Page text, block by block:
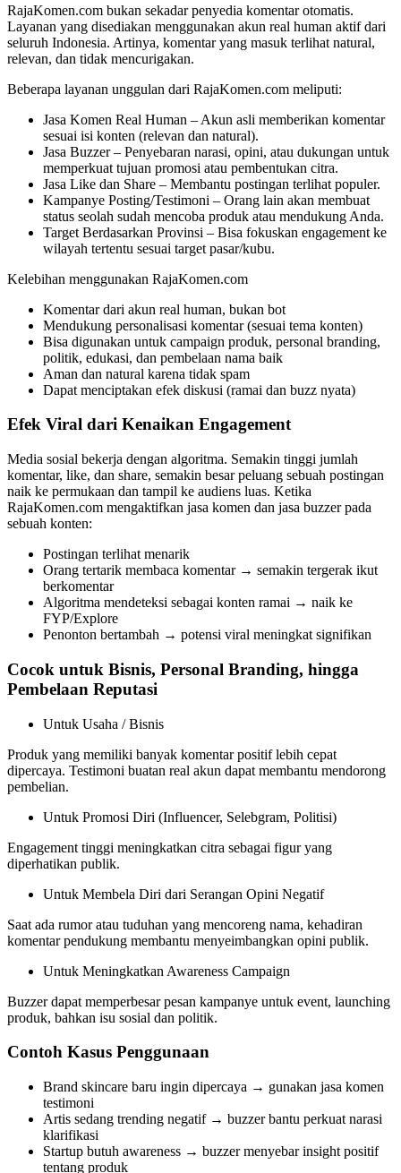
RajaKomen.com bukan sekadar penyedia komentar otomatis.
Layanan yang disediakan menggunakan akun real human aktif dari
seluruh Indonesia. Artinya, komentar yang masuk terlihat natural,
relevan, dan tidak mencurigakan.
Beberapa layanan unggulan dari RajaKomen.com meliputi:
Jasa Komen Real Human – Akun asli memberikan komentar
sesuai isi konten (relevan dan natural).
Jasa Buzzer – Penyebaran narasi, opini, atau dukungan untuk
memperkuat tujuan promosi atau pembentukan citra.
Jasa Like dan Share – Membantu postingan terlihat populer.
Kampanye Posting/Testimoni – Orang lain akan membuat
status seolah sudah mencoba produk atau mendukung Anda.
Target Berdasarkan Provinsi – Bisa fokuskan engagement ke
wilayah tertentu sesuai target pasar/kubu.
Kelebihan menggunakan RajaKomen.com
Komentar dari akun real human, bukan bot
Mendukung personalisasi komentar (sesuai tema konten)
Bisa digunakan untuk campaign produk, personal branding,
politik, edukasi, dan pembelaan nama baik
Aman dan natural karena tidak spam
Dapat menciptakan efek diskusi (ramai dan buzz nyata)
Efek Viral dari Kenaikan Engagement
Media sosial bekerja dengan algoritma. Semakin tinggi jumlah
komentar, like, dan share, semakin besar peluang sebuah postingan
naik ke permukaan dan tampil ke audiens luas. Ketika
RajaKomen.com mengaktifkan jasa komen dan jasa buzzer pada
sebuah konten:
Postingan terlihat menarik
Orang tertarik membaca komentar → semakin tergerak ikut
berkomentar
Algoritma mendeteksi sebagai konten ramai → naik ke
FYP/Explore
Penonton bertambah → potensi viral meningkat signifikan
Cocok untuk Bisnis, Personal Branding, hingga
Pembelaan Reputasi
Untuk Usaha / Bisnis
Produk yang memiliki banyak komentar positif lebih cepat
dipercaya. Testimoni buatan real akun dapat membantu mendorong
pembelian.
Untuk Promosi Diri (Influencer, Selebgram, Politisi)
Engagement tinggi meningkatkan citra sebagai figur yang
diperhatikan publik.
Untuk Membela Diri dari Serangan Opini Negatif
Saat ada rumor atau tuduhan yang mencoreng nama, kehadiran
komentar pendukung membantu menyeimbangkan opini publik.
Untuk Meningkatkan Awareness Campaign
Buzzer dapat memperbesar pesan kampanye untuk event, launching
produk, bahkan isu sosial dan politik.
Contoh Kasus Penggunaan
Brand skincare baru ingin dipercaya → gunakan jasa komen
testimoni
Artis sedang trending negatif → buzzer bantu perkuat narasi
klarifikasi
Startup butuh awareness → buzzer menyebar insight positif
tentang produk